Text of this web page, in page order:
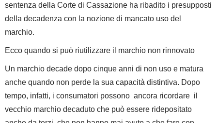
sentenza della Corte di Cassazione ha ribadito i presupposti
della decadenza con la nozione di mancato uso del
marchio.
Ecco quando si può riutilizzare il marchio non rinnovato
Un marchio decade dopo cinque anni di non uso e matura
anche quando non perde la sua capacità distintiva. Dopo
tempo, infatti, i consumatori possono ancora ricordare il
vecchio marchio decaduto che può essere ridepositato